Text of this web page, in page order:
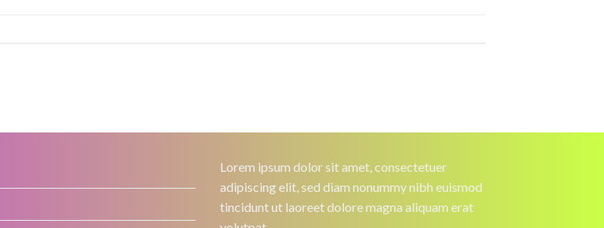
Lorem ipsum dolor sit amet, consectetuer
adipiscing elit, sed diam nonummy nibh euismod
tincidunt ut laoreet dolore magna aliquam erat